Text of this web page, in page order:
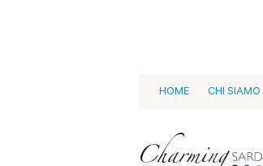
HOME CHI SIAMO